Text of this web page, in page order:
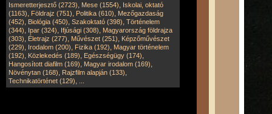
Ismeretterjesztő (2723), Mese (1554), Iskolai, oktató
(1163), Földrajz (751), Politika (610), Mezőgazdaság
(452), Biológia (450), Szakoktató (398), Történelem
(344), Ipar (324), Ifjúsági (308), Magyarország földrajza
(303), Életrajz (277), Művészet (251), Képzőművészet
(229), Irodalom (200), Fizika (192), Magyar történelem
(192), Közlekedés (189), Egészségügy (174),
Hangosított diafilm (169), Magyar irodalom (169),
Növénytan (168), Rajzfilm alapján (133),
Technikatörténet (129),